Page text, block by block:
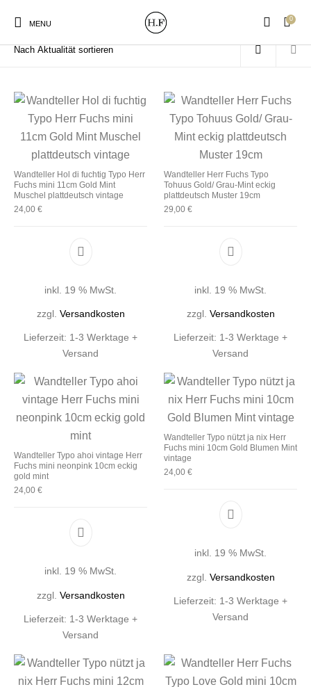
MENU
0
New Products On Sale! Wandteller Geschirrtücher
Gutscheine Kissen Magneten
Mützen / Beanies und
Patches
Start / Produkte verschlagwortet mit „Mint“
Wandteller Hol di fuchtig Typo Herr
Fuchs mini 11cm Gold Mint
Muschel plattdeutsch vintage
24,00 €
inkl. 19 % MwSt.
zzgl. Versandkosten
Lieferzeit: 1-3 Werktage +
Versand
Wandteller Herr Fuchs Typo
Tohuus Gold/ Grau-Mint eckig
plattdeutsch Muster 19cm
29,00 €
inkl. 19 % MwSt.
zzgl. Versandkosten
Lieferzeit: 1-3 Werktage +
Versand
Wandteller Typo ahoi vintage Herr
Fuchs mini neonpink 10cm eckig
gold mint
24,00 €
inkl. 19 % MwSt.
zzgl. Versandkosten
Lieferzeit: 1-3 Werktage +
Versand
Wandteller Typo nützt ja nix Herr
Fuchs mini 10cm Gold Blumen Mint
vintage
24,00 €
inkl. 19 % MwSt.
zzgl. Versandkosten
Lieferzeit: 1-3 Werktage +
Versand